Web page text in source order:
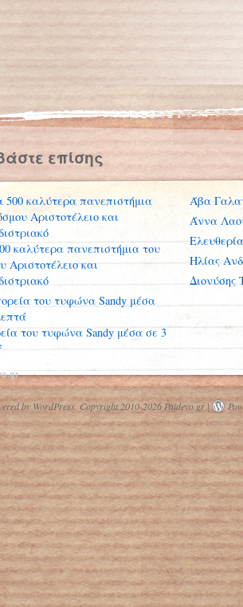
επίσης
καλύτερα πανεπιστήμια του
Αριστοτέλειο και
του τυφώνα Sandy μέσα σε 3
απολύσεις τον Απρίλιο στην
Άβα
Άννα
Ηλίας
Διονύσης
by WordPress. Copyright 2010-2026 Paidevo.gr |